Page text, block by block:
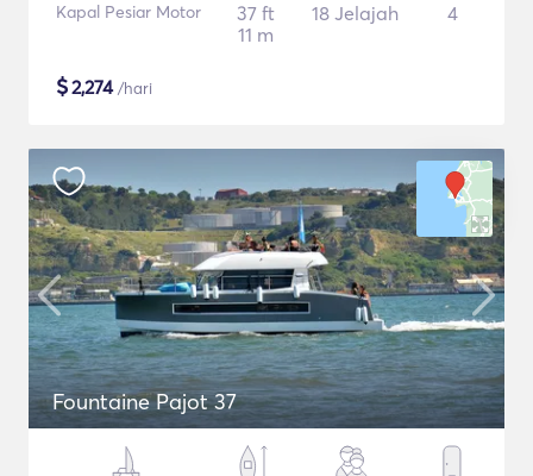
Kapal Pesiar Motor
37 ft
11 m
18 Jelajah 4
$2,274/hari
Fountaine Pajot 37